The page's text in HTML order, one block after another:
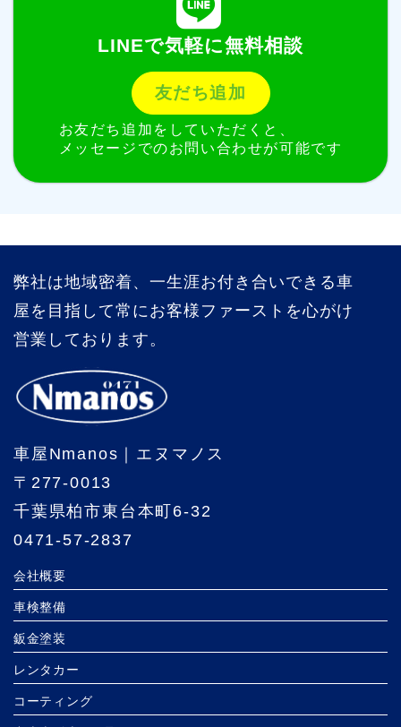
LINEで気軽に無料相談
友だち追加
お友だち追加をしていただくと、
メッセージでのお問い合わせが可能です
弊社は地域密着、一生涯お付き合いできる車
屋を目指して常にお客様ファーストを心がけ
営業しております。
車屋Nmanos｜エヌマノス
〒277-0013
千葉県柏市東台本町6-32
0471-57-2837
会社概要
車検整備
鈑金塗装
レンタカー
コーティング